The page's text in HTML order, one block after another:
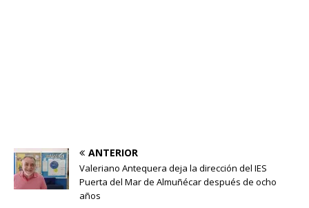
ANTERIOR
Valeriano Antequera deja la dirección del IES
Puerta del Mar de Almuñécar después de ocho
años